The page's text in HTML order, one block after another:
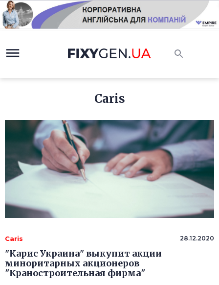
Caris
Caris 28.12.2020
"Карис Украина" выкупит акции
миноритарных акционеров
"Краностроительная фирма"